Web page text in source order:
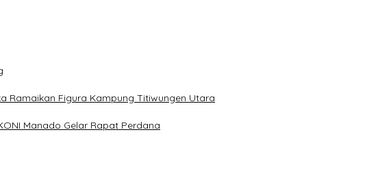
Ramaikan Figura Kampung Titiwungen Utara
Manado Gelar Rapat Perdana